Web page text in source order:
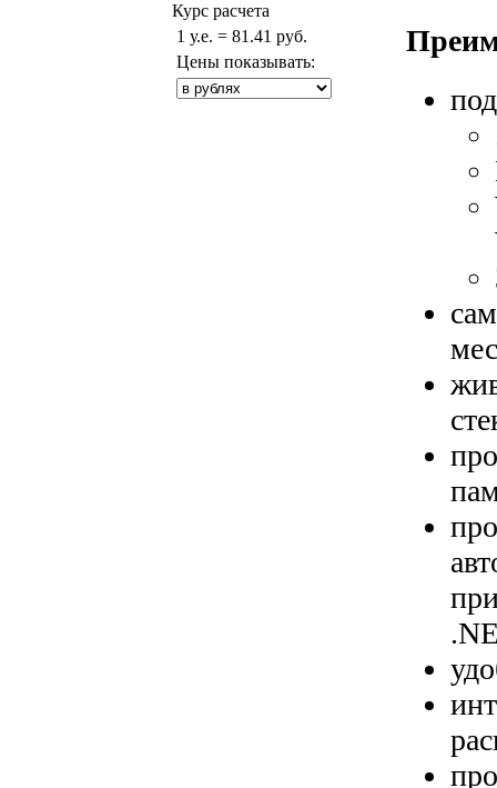
Курс расчета
1 у.е. = 81.41 руб.
Цены показывать: